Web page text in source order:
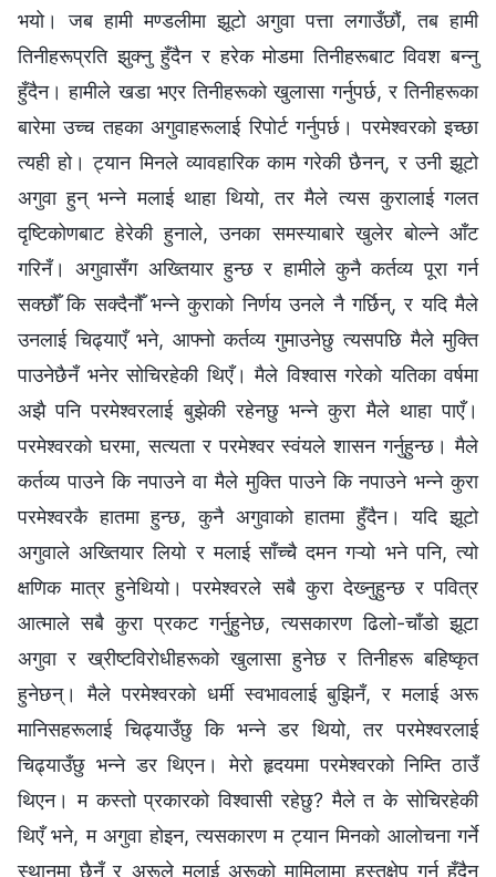
भयो। जब हामी मण्डलीमा झूटो अगुवा पत्ता लगाउँछौं, तब हामी
तिनीहरूप्रति झुक्नु हुँदैन र हरेक मोडमा तिनीहरूबाट विवश बन्नु
हुँदैन। हामीले खडा भएर तिनीहरूको खुलासा गर्नुपर्छ, र तिनीहरूका
बारेमा उच्‍च तहका अगुवाहरूलाई रिपोर्ट गर्नुपर्छ। परमेश्‍वरको इच्‍छा
त्यही हो। ट्यान मिनले व्यावहारिक काम गरेकी छैनन्, र उनी झूटो
अगुवा हुन् भन्‍ने मलाई थाहा थियो, तर मैले त्यस कुरालाई गलत
दृष्टिकोणबाट हेरेकी हुनाले, उनका समस्याबारे खुलेर बोल्‍ने आँट
गरिनँ। अगुवासँग अख्‍तियार हुन्छ र हामीले कुनै कर्तव्य पूरा गर्न
सक्छौँ कि सक्दैनौँ भन्‍ने कुराको निर्णय उनले नै गर्छिन्, र यदि मैले
उनलाई चिढ्याएँ भने, आफ्‍नो कर्तव्य गुमाउनेछु त्यसपछि मैले मुक्ति
पाउनेछैनँ भनेर सोचिरहेकी थिएँ। मैले विश्‍वास गरेको यतिका वर्षमा
अझै पनि परमेश्‍वरलाई बुझेकी रहेनछु भन्ने कुरा मैले थाहा पाएँ।
परमेश्‍वरको घरमा, सत्यता र परमेश्‍वर स्वंयले शासन गर्नुहुन्छ। मैले
कर्तव्य पाउने कि नपाउने वा मैले मुक्ति पाउने कि नपाउने भन्‍ने कुरा
परमेश्‍वरकै हातमा हुन्छ, कुनै अगुवाको हातमा हुँदैन। यदि झूटो
अगुवाले अख्‍तियार लियो र मलाई साँच्‍चै दमन गऱ्यो भने पनि, त्यो
क्षणिक मात्र हुनेथियो। परमेश्‍वरले सबै कुरा देख्‍नुहुन्छ र पवित्र
आत्‍माले सबै कुरा प्रकट गर्नुहुनेछ, त्यसकारण ढिलो-चाँडो झूटा
अगुवा र ख्रीष्टविरोधीहरूको खुलासा हुनेछ र तिनीहरू बहिष्कृत
हुनेछन्। मैले परमेश्‍वरको धर्मी स्वभावलाई बुझिनँ, र मलाई अरू
मानिसहरूलाई चिढ्याउँछु कि भन्‍ने डर थियो, तर परमेश्‍वरलाई
चिढ्याउँछु भन्‍ने डर थिएन। मेरो हृदयमा परमेश्‍वरको निम्ति ठाउँ
थिएन। म कस्तो प्रकारको विश्‍वासी रहेछु? मैले त के सोचिरहेकी
थिएँ भने, म अगुवा होइन, त्यसकारण म ट्यान मिनको आलोचना गर्ने
स्थानमा छैनँ र अरूले मलाई अरूको मामिलामा हस्तक्षेप गर्नु हुँदैन